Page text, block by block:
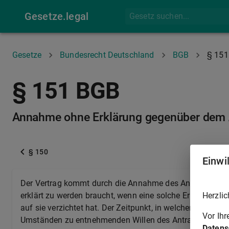
Gesetze.legal
Gesetze Bundesrecht Deutschland BGB § 151
§ 151 BGB
Annahme ohne Erklärung gegenüber
§ 150
Der Vertrag kommt durch die Annahme des Antrags
erklärt zu werden braucht, wenn eine solche Erklärung
auf sie verzichtet hat. Der Zeitpunkt, in welchem der
Umständen zu entnehmenden Willen des Antragenden.
Vor